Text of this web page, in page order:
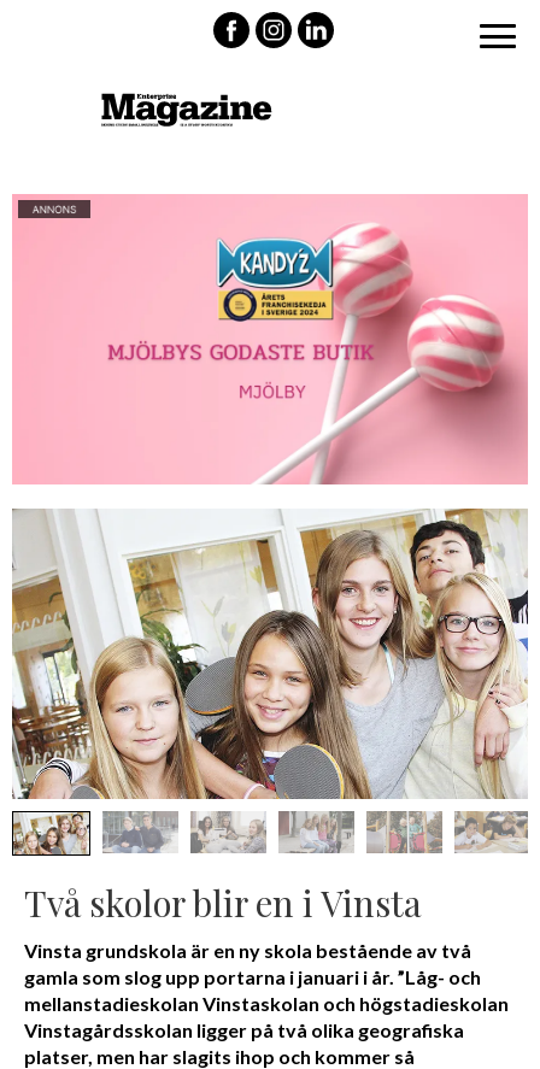
Två skolor blir en i Vinsta
Vinsta grundskola är en ny skola bestående av två
gamla som slog upp portarna i januari i år. ”Låg- och
mellanstadieskolan Vinstaskolan och högstadieskolan
Vinstagårdsskolan ligger på två olika geografiska
platser, men har slagits ihop och kommer så